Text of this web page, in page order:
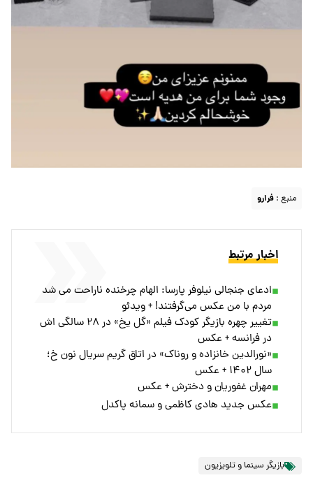
منبع : فرارو
اخبار مرتبط
ادعای جنجالی نیلوفر پارسا: الهام چرخنده ناراحت می شد
مردم با من عکس می‌گرفتند! + ویدئو
تغییر چهره بازیگر کودک فیلم «گل یخ» در ۲۸ سالگی اش
در فرانسه + عکس
«نورالدین خانزاده و روناک» در اتاق گریم سریال نون خ؛
سال ۱۴۰۲ + عکس
مهران غفوریان و دخترش + عکس
عکس جدید هادی کاظمی و سمانه پاکدل
بازیگر سینما و تلویزیون